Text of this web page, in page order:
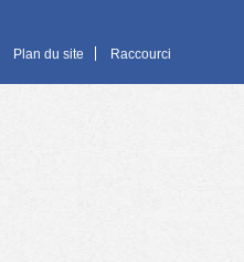
Plan du site Raccourci